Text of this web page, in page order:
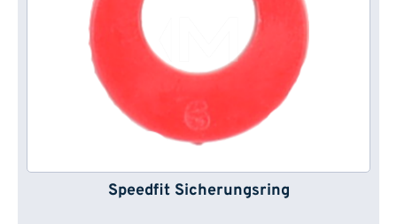
Speedfit Sicherungsring